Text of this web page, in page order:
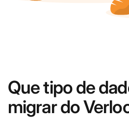
Que tipo de
migrar do